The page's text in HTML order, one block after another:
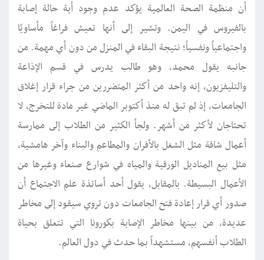
أن منظمة الصحة العالمية يؤكد عدم وجود أية حالة إصابة
بالفيروس في اليمن. وتشير إلى أنها تعيش فراغاً مأساويًا
واجتماعياً ونفسياً؛ نتيجة البقاء في المنزل من دون أي مهمة. من
جانبه يقول محمد، وهو طالب يدرس في قسم الإذاعة
والتليفزيون، إنه واحد من أكثر المتضررين من جراء قرار إغلاق
الجامعات، إذ لم تبقَ له منذ أكتوبر الماضي غير مادة للتخرج، لا
تحتاجان لأكثر من أشهر. ولجأ الكثير من الطلاب إلى ممارسة
أعمال شاقة مثل الشغل بالأفران والمطاعم والبناء وآخر هامشية،
مثل بيع المناديل الورقية والمياه في شوارع صنعاء وغيرها من
الأعمال البسيطة. بالمقابل، يقول أحد أساتذة علم الاجتماع أن
صدور أي قرار إعادة فتح الجامعات دون تروي سيقود إلى مخاطر
عديدة، من بينها مخاطر الإصابة بكورونا التي تتعلق بحياة
الطلاب أنفسهم، مستشهداً بما حدث في دول العالم.